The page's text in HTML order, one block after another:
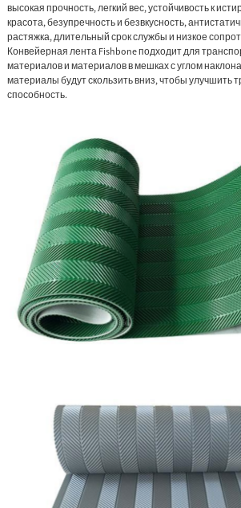
высокая прочность, легкий вес, устойчивость к
красота, безупречность и безвкусность,
растяжка, длительный срок службы и низкое
Конвейерная лента Fishbone подходит для
материалов и материалов в мешках с углом наклона
материалы будут скользить вниз, чтобы улучшить
способность.